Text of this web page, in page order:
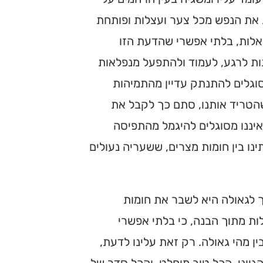
את הנפש מכל צער ועצלות ופותחת
בלתי אפשרי שהדעת הזו
לרגע, לעמוד ולהתפעל מנפלאות
להתנתק עדיין מהתמיהות
אותנו, סתם כך לקבל את
מסוגלים להיגמל מהתפיסה
בין חומות מצרים, ששעריה נעולים
היא לשבר את חומות
מתוך הבנה, כי בלתי אפשרי
מהי גאולה. רק זאת עלינו לדעת,